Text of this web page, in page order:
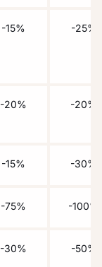
-15%
-20%
-15%
-75%
-30%
-25%
-20%
-30%
-100%
-50%